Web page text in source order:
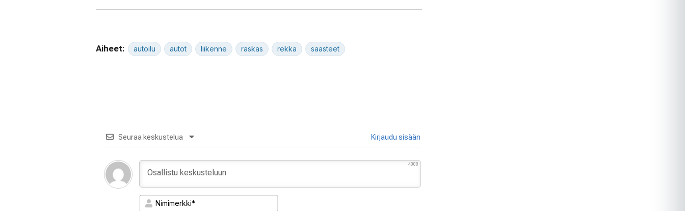
Aiheet: autoilu autot liikenne raskas rekka saasteet
Seuraa keskustelua Kirjaudu sisään
4000
Nimimerkki*